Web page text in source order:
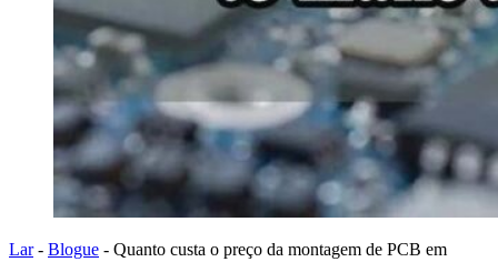
Lar- Blogue - Quanto custa o preço da montagem de PCB em